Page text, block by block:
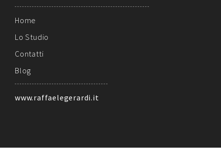
Home
Lo Studio
Contatti
Blog
www.raffaelegerardi.it